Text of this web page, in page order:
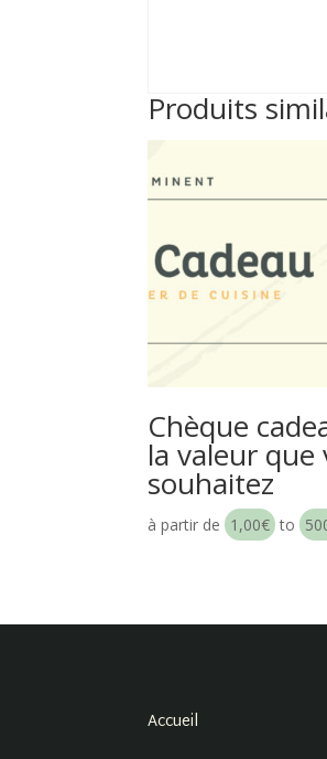
Produits
Chèque
la valeur que
souhaitez
à partir de 1,00€ to
Accueil